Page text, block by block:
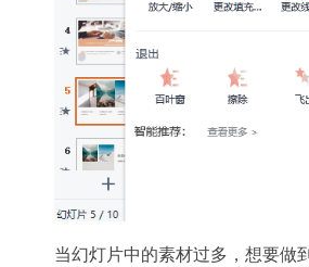
当幻灯片中的素材过多，想要做